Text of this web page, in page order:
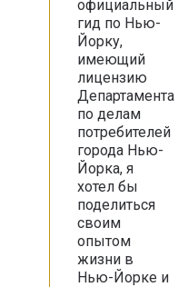
официальный
гид по Нью-
Йорку,
имеющий
лицензию
Департамента
по делам
потребителей
города Нью-
Йорка, я
хотел бы
поделиться
своим
опытом
жизни в
Нью-Йорке и